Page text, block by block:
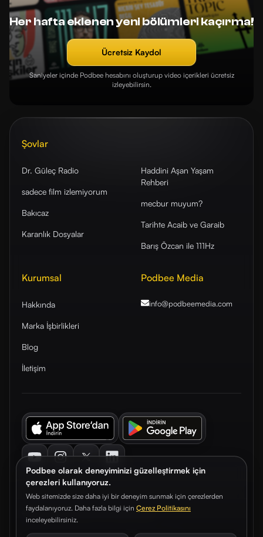
Podbee olarak deneyiminizi güzelleştirmek için
çerezleri kullanıyoruz.
Web sitemizde size daha iyi bir deneyim sunmak için çerezlerden
faydalanıyoruz. Daha fazla bilgi için Çerez Politikasını
inceleyebilirsiniz.
Her hafta eklenen yeni bölümleri kaçırma!
Ücretsiz Kaydol
Saniyeler içinde Podbee hesabını oluşturup video içerikleri ücretsiz
izleyebilirsin.
Şovlar
Dr. Güleç Radio
sadece film izlemiyorum
Bakıcaz
Karanlık Dosyalar
Haddini Aşan Yaşam
Rehberi
mecbur muyum?
Tarihte Acaib ve Garaib
Barış Özcan ile 111Hz
Kurumsal
Hakkında
Marka İşbirlikleri
Blog
İletişim
Podbee Media
info@podbeemedia.com
© 2026. Podbee Media. Tüm hakları saklıdır.